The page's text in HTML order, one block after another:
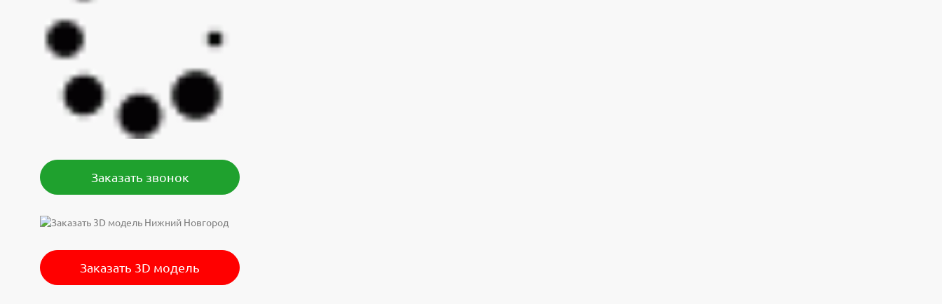
Заказать звонок
Заказать 3D модель